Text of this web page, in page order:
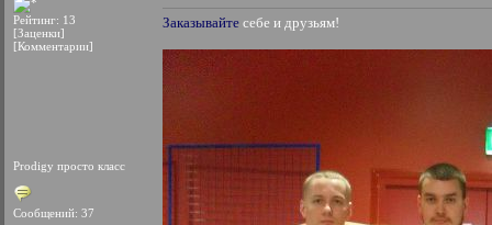
Рейтинг: 13
[Заценки]
[Комментарии]
Prodigy просто класс
Сообщений: 37
Заказывайте себе и друзьям!